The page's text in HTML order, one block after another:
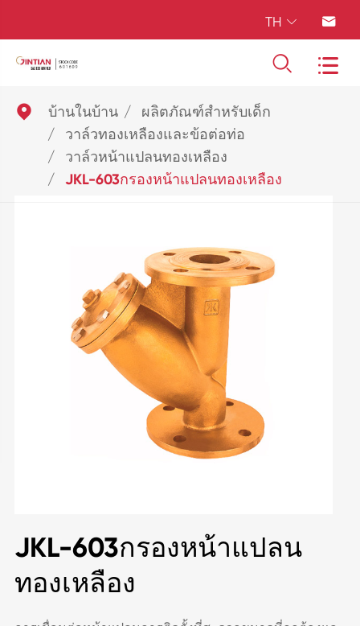
TH  
 
 บ้านในบ้าน
ผลิตภัณฑ์สำหรับเด็ก
วาล์วทองเหลืองและข้อต่อท่อ
วาล์วหน้าแปลนทองเหลือง
JKL-603กรองหน้าแปลนทองเหลือง
JKL-603กรองหน้าแปลน
ทองเหลือง